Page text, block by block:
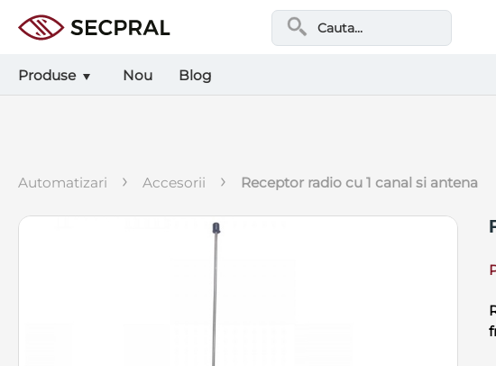
Produse Nou Blog
automatizari › accesorii › receptor radio cu 1 canal si antena